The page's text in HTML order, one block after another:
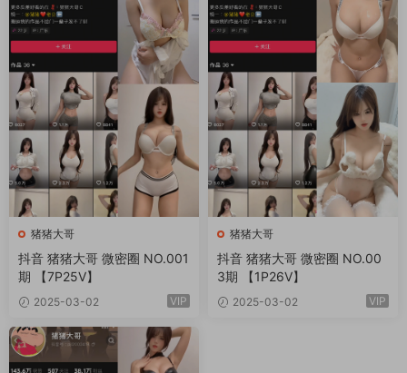
猪猪大哥
抖音 猪猪大哥 微密圈 NO.001
期 【7P25V】
2025-03-02 VIP
猪猪大哥
抖音 猪猪大哥 微密圈 NO.00
3期 【1P26V】
2025-03-02 VIP